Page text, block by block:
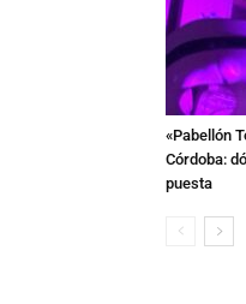
«Pabellón
Córdoba:
puesta